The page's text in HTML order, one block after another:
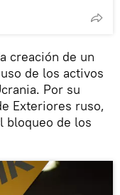
creación de un
de los activos
Por su
Exteriores ruso,
bloqueo de los